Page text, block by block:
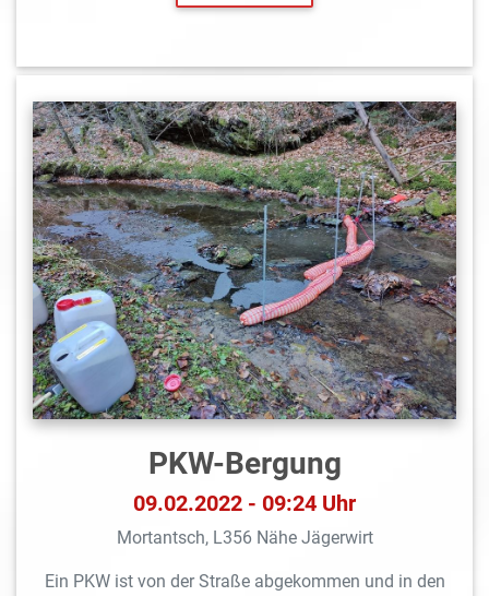
PKW-Bergung
09.02.2022 - 09:24 Uhr
Mortantsch, L356 Nähe Jägerwirt
Ein PKW ist von der Straße abgekommen und in den